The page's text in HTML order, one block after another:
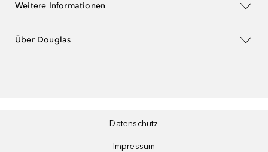
Weitere Informationen
Über Douglas
Datenschutz
Impressum